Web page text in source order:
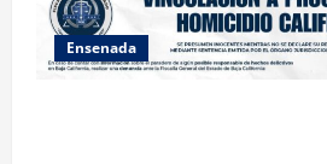
Ensenada